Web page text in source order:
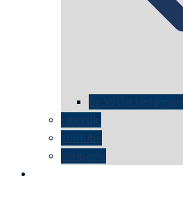
für WDR Instagram
LinkedIn
YouTube
wikipedia